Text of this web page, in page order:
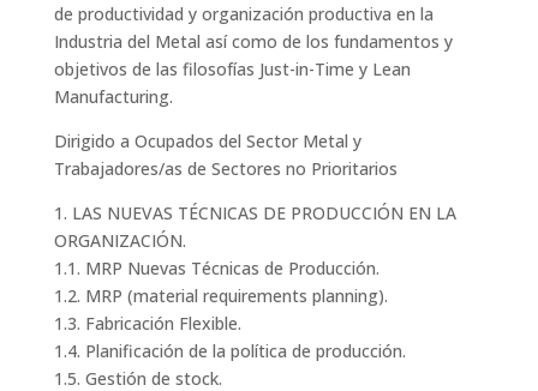
de productividad y organización productiva en la
Industria del Metal así como de los fundamentos y
objetivos de las filosofías Just-in-Time y Lean
Manufacturing.
Dirigido a Ocupados del Sector Metal y
Trabajadores/as de Sectores no Prioritarios
1. LAS NUEVAS TÉCNICAS DE PRODUCCIÓN EN LA
ORGANIZACIÓN.
1.1. MRP Nuevas Técnicas de Producción.
1.2. MRP (material requirements planning).
1.3. Fabricación Flexible.
1.4. Planificación de la política de producción.
1.5. Gestión de stock.